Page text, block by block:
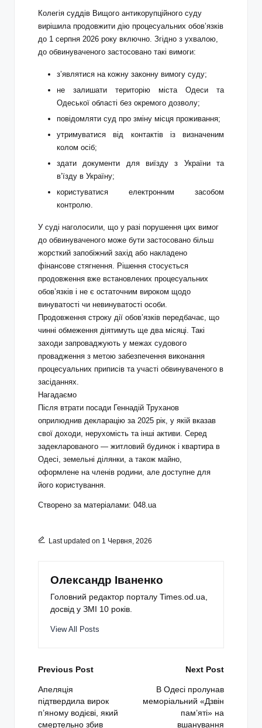
Колегія суддів Вищого антикорупційного суду
вирішила продовжити дію процесуальних обов’язків
до 1 серпня 2026 року включно. Згідно з ухвалою,
до обвинуваченого застосовано такі вимоги:
з’являтися на кожну законну вимогу суду;
не залишати територію міста Одеси та
Одеської області без окремого дозволу;
повідомляти суд про зміну місця проживання;
утримуватися від контактів із визначеним
колом осіб;
здати документи для виїзду з України та
в’їзду в Україну;
користуватися електронним засобом
контролю.
У суді наголосили, що у разі порушення цих вимог
до обвинуваченого може бути застосовано більш
жорсткий запобіжний захід або накладено
фінансове стягнення. Рішення стосується
продовження вже встановлених процесуальних
обов’язків і не є остаточним вироком щодо
винуватості чи невинуватості особи.
Продовження строку дії обов’язків передбачає, що
чинні обмеження діятимуть ще два місяці. Такі
заходи запроваджують у межах судового
провадження з метою забезпечення виконання
процесуальних приписів та участі обвинуваченого в
засіданнях.
Нагадаємо
Після втрати посади Геннадій Труханов
оприлюднив декларацію за 2025 рік, у якій вказав
свої доходи, нерухомість та інші активи. Серед
задекларованого — житловий будинок і квартира в
Одесі, земельні ділянки, а також майно,
оформлене на членів родини, але доступне для
його користування.
Створено за матеріалами: 048.ua
Last updated on 1 Червня, 2026
Олександр Іваненко
Головний редактор порталу Times.od.ua,
досвід у ЗМІ 10 років.
View All Posts
Post
navigation
Previous Post
Апеляція
підтвердила вирок
п’яному водієві, який
смертельно збив
Next Post
В Одесі пролунав
меморіальний «Дзвін
пам’яті» на
вшанування